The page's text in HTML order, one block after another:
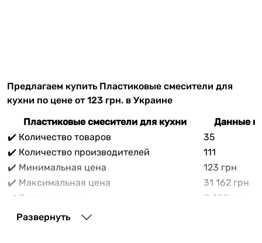
Предлагаем купить Пластиковые смесители для
кухни по цене от 123 грн. в Украине
Пластиковые смесители для кухни
Данные
✔️ Количество товаров
35
✔️ Количество производителей
111
✔️ Минимальная цена
123 грн
✔️ Максимальная цена
31 162 грн
✔️ Средняя цена
8 455 грн
В прайс-каталоге vencon.ua Пластиковые смесители
Развернуть